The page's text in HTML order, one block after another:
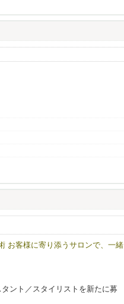
お客様に寄り添うサロンで、一緒
ント／スタイリストを新たに募